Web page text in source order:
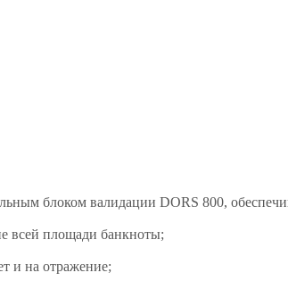
блоком валидации DORS 800,
всей площади банкноты;
и на отражение;